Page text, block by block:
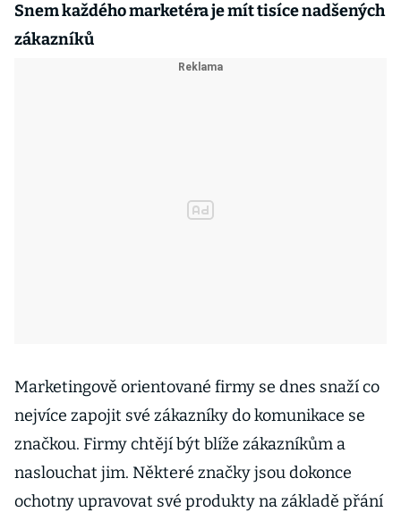
Snem každého marketéra je mít tisíce nadšených
zákazníků
Marketingově orientované firmy se dnes snaží co
nejvíce zapojit své zákazníky do komunikace se
značkou. Firmy chtějí být blíže zákazníkům a
naslouchat jim. Některé značky jsou dokonce
ochotny upravovat své produkty na základě přání